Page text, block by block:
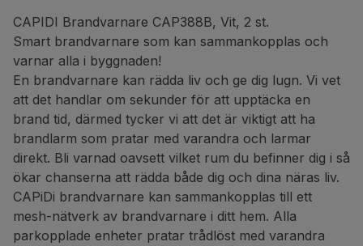
CAPIDI Brandvarnare CAP388B, Vit, 2 st.
Smart brandvarnare som kan sammankopplas och
varnar alla i byggnaden!
En brandvarnare kan rädda liv och ge dig lugn. Vi vet
att det handlar om sekunder för att upptäcka en
brand tid, därmed tycker vi att det är viktigt att ha
brandlarm som pratar med varandra och larmar
direkt. Bli varnad oavsett vilket rum du befinner dig i så
ökar chanserna att rädda både dig och dina näras liv.
CAPiDi brandvarnare kan sammankopplas till ett
mesh-nätverk av brandvarnare i ditt hem. Alla
parkopplade enheter pratar trådlöst med varandra